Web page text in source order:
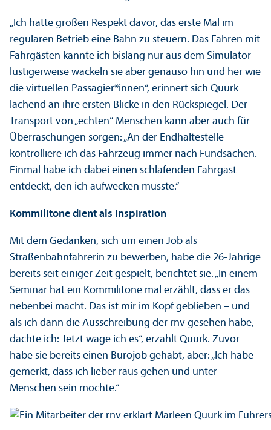
„Ich hatte großen Respekt davor, das erste Mal im
regulären Betrieb eine Bahn zu steuern. Das Fahren mit
Fahrgästen kannte ich bislang nur aus dem Simulator –
lustigerweise wackeln sie aber genauso hin und her wie
die virtuellen Passagier*innen“, erinnert sich Quurk
lachend an ihre ersten Blicke in den Rückspiegel. Der
Trans­port von „echten“ Menschen kann aber auch für
Über­raschungen sorgen: „An der Endhaltestelle
kontrolliere ich das Fahrzeug immer nach Fundsachen.
Einmal habe ich dabei einen schlafenden Fahrgast
entdeckt, den ich aufwecken musste.“
Kommilitone dient als Inspiration
Mit dem Gedanken, sich um einen Job als
Straßenbahnfahrerin zu bewerben, habe die 26-Jährige
bereits seit einiger Zeit gespielt, berichtet sie. „In einem
Seminar hat ein Kommilitone mal erzählt, dass er das
nebenbei macht. Das ist mir im Kopf geblieben – und
als ich dann die Ausschreibung der rnv gesehen habe,
dachte ich: Jetzt wage ich es“, erzählt Quurk. Zuvor
habe sie bereits einen Bürojob gehabt, aber: „Ich habe
gemerkt, dass ich lieber raus gehen und unter
Menschen sein möchte.“